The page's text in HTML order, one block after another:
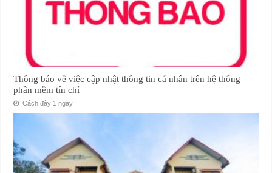
Thông báo về việc cập nhật thông tin cá nhân trên hệ thống
phần mềm tín chỉ
Cách đây 1 ngày